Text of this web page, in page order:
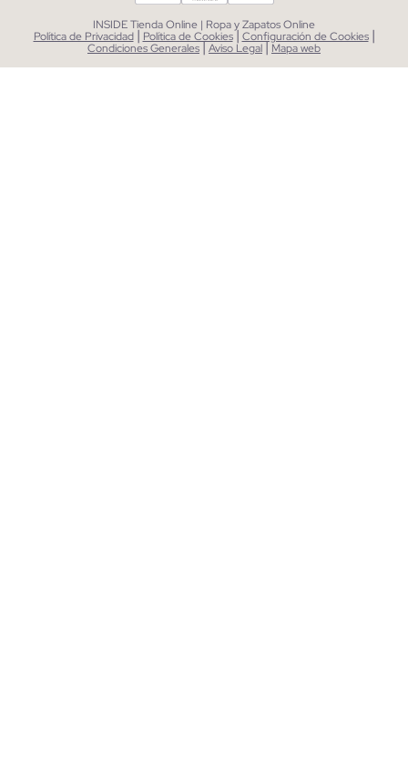
INSIDE Tienda Online | Ropa y Zapatos Online
Política de Privacidad | Política de Cookies| Configuración de Cookies |
Condiciones Generales|Aviso Legal| Mapa web